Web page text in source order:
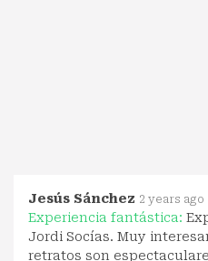
Jesús Sánchez 2 years ago
Experiencia fantástica:
Jordi Socías. Muy
retratos son